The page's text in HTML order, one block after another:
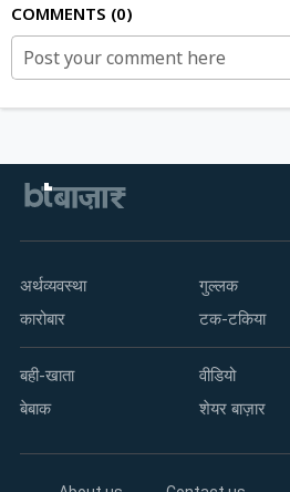
COMMENTS 0
अर्थव्यवस्था
कारोबार
गुल्लक
टक-टकिया
बही-खाता
बेबाक
वीडियो
शेयर बाज़ार